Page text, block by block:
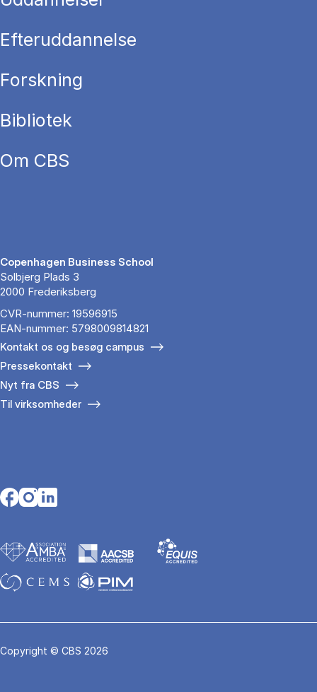
Efteruddannelse
Forskning
Bibliotek
Om CBS
Copenhagen Business School
Solbjerg Plads 3
2000 Frederiksberg
CVR-nummer: 19596915
EAN-nummer: 5798009814821
Kontakt os og besøg campus
Pressekontakt
Nyt fra CBS
Til virksomheder
Opens in a new tab
Opens in a new tab
Opens in a new tab
Copyright © CBS 2026